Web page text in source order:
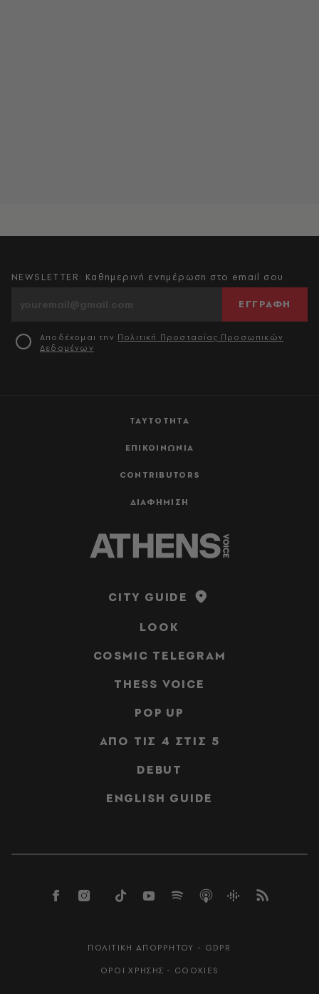
ΤΑΥΤΟΤΗΤΑ
ΕΠΙΚΟΙΝΩΝΙΑ
CONTRIBUTORS
ΔΙΑΦΗΜΙΣΗ
NEWSLETTER: Καθημερινή ενημέρωση στο email σου
ΕΓΓΡΑΦΗ
Αποδέχομαι την Πολιτική Προστασίας Προσωπικών
Δεδομένων
CITY GUIDE
LOOK
COSMIC TELEGRAM
THESS VOICE
POP UP
ΑΠΟ ΤΙΣ 4 ΣΤΙΣ 5
DEBUT
ENGLISH GUIDE
ΠΟΛΙΤΙΚΗ ΑΠΟΡΡΗΤΟΥ - GDPR
ΟΡΟΙ ΧΡΗΣΗΣ - COOKIES